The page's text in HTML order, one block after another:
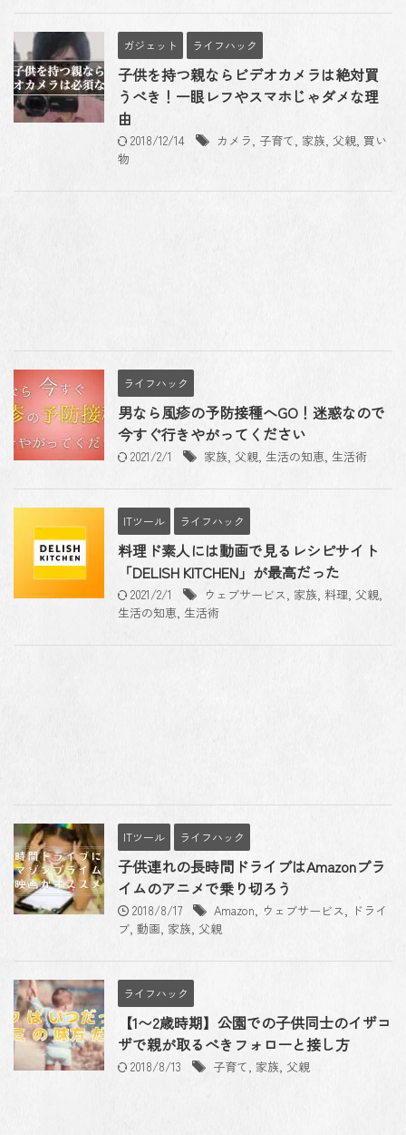
ガジェット ライフハック
子供を持つ親ならビデオカメラは絶対買
うべき！一眼レフやスマホじゃダメな理
由
2018/12/14 カメラ, 子育て, 家族, 父親, 買い
物
ライフハック
男なら風疹の予防接種へGO！迷惑なので
今すぐ行きやがってください
2021/2/1 家族, 父親, 生活の知恵, 生活術
ITツール ライフハック
料理ド素人には動画で見るレシピサイト
「DELISH KITCHEN」が最高だった
2021/2/1 ウェブサービス, 家族, 料理, 父親,
生活の知恵, 生活術
ITツール ライフハック
子供連れの長時間ドライブはAmazonプラ
イムのアニメで乗り切ろう
2018/8/17 Amazon, ウェブサービス, ドライ
ブ, 動画, 家族, 父親
ライフハック
【1〜2歳時期】公園での子供同士のイザコ
ザで親が取るべきフォローと接し方
2018/8/13 子育て, 家族, 父親